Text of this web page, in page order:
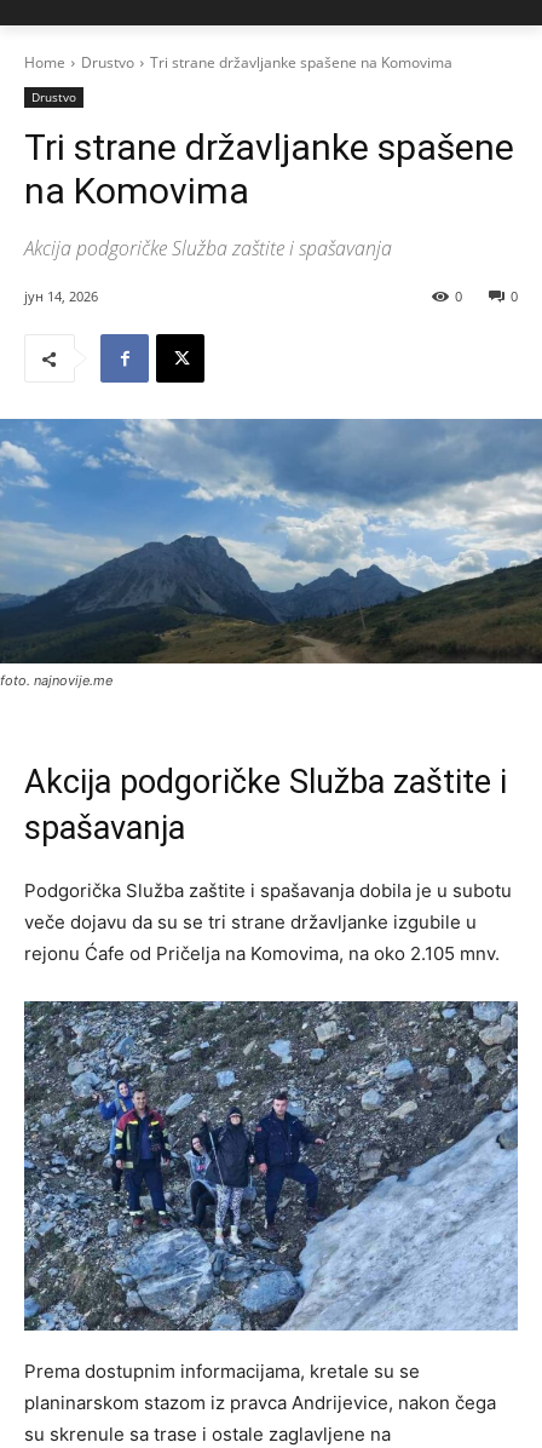
Home Drustvo Tri strane državljanke spašene na Komovima
Drustvo
Tri strane državljanke spašene
na Komovima
Akcija podgoričke Služba zaštite i spašavanja
јун 14, 2026 0
0
foto. najnovije.me
Akcija podgoričke Služba zaštite i
spašavanja
Podgorička Služba zaštite i spašavanja dobila je u subotu
veče dojavu da su se tri strane državljanke izgubile u
rejonu Ćafe od Pričelja na Komovima, na oko 2.105 mnv.
Prema dostupnim informacijama, kretale su se
planinarskom stazom iz pravca Andrijevice, nakon čega
su skrenule sa trase i ostale zaglavljene na